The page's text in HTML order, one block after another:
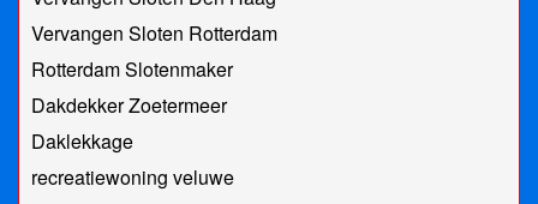
Vervangen Sloten Rotterdam
Rotterdam Slotenmaker
Dakdekker Zoetermeer
Daklekkage
recreatiewoning veluwe